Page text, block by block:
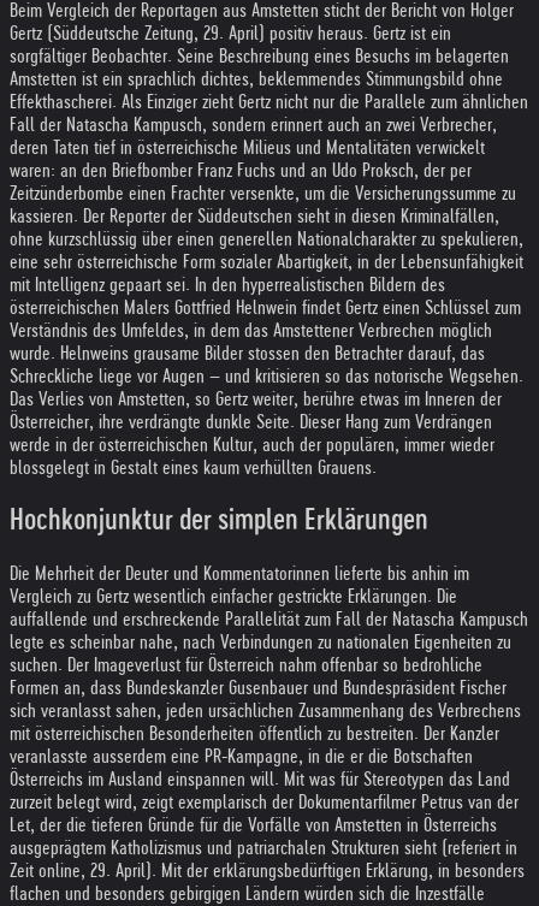
Beim Vergleich der Reportagen aus Amstetten sticht der Bericht von Holger
Gertz (Süddeutsche Zeitung, 29. April) positiv heraus. Gertz ist ein
sorgfältiger Beobachter. Seine Beschreibung eines Besuchs im belagerten
Amstetten ist ein sprachlich dichtes, beklemmendes Stimmungsbild ohne
Effekthascherei. Als Einziger zieht Gertz nicht nur die Parallele zum ähnlichen
Fall der Natascha Kampusch, sondern erinnert auch an zwei Verbrecher,
deren Taten tief in österreichische Milieus und Mentalitäten verwickelt
waren: an den Briefbomber Franz Fuchs und an Udo Proksch, der per
Zeitzünderbombe einen Frachter versenkte, um die Versicherungssumme zu
kassieren. Der Reporter der Süddeutschen sieht in diesen Kriminalfällen,
ohne kurzschlüssig über einen generellen Nationalcharakter zu spekulieren,
eine sehr österreichische Form sozialer Abartigkeit, in der Lebensunfähigkeit
mit Intelligenz gepaart sei. In den hyperrealistischen Bildern des
österreichischen Malers Gottfried Helnwein findet Gertz einen Schlüssel zum
Verständnis des Umfeldes, in dem das Amstettener Verbrechen möglich
wurde. Helnweins grausame Bilder stossen den Betrachter darauf, das
Schreckliche liege vor Augen – und kritisieren so das notorische Wegsehen.
Das Verlies von Amstetten, so Gertz weiter, berühre etwas im Inneren der
Österreicher, ihre verdrängte dunkle Seite. Dieser Hang zum Verdrängen
werde in der österreichischen Kultur, auch der populären, immer wieder
blossgelegt in Gestalt eines kaum verhüllten Grauens.
Hochkonjunktur der simplen Erklärungen
Die Mehrheit der Deuter und Kommentatorinnen lieferte bis anhin im
Vergleich zu Gertz wesentlich einfacher gestrickte Erklärungen. Die
auffallende und erschreckende Parallelität zum Fall der Natascha Kampusch
legte es scheinbar nahe, nach Verbindungen zu nationalen Eigenheiten zu
suchen. Der Imageverlust für Österreich nahm offenbar so bedrohliche
Formen an, dass Bundeskanzler Gusenbauer und Bundespräsident Fischer
sich veranlasst sahen, jeden ursächlichen Zusammenhang des Verbrechens
mit österreichischen Besonderheiten öffentlich zu bestreiten. Der Kanzler
veranlasste ausserdem eine PR-Kampagne, in die er die Botschaften
Österreichs im Ausland einspannen will. Mit was für Stereotypen das Land
zurzeit belegt wird, zeigt exemplarisch der Dokumentarfilmer Petrus van der
Let, der die tieferen Gründe für die Vorfälle von Amstetten in Österreichs
ausgeprägtem Katholizismus und patriarchalen Strukturen sieht (referiert in
Zeit online, 29. April). Mit der erklärungsbedürftigen Erklärung, in besonders
flachen und besonders gebirgigen Ländern würden sich die Inzestfälle